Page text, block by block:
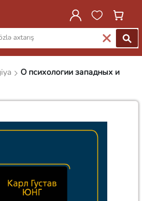
О психологии западных и